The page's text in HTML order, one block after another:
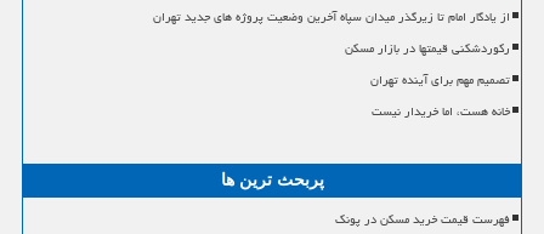
از یادگار امام تا زیرگذر میدان سپاه آخرین وضعیت پروژه های جدید تهران
رکوردشکنی قیمتها در بازار مسکن
تصمیم مهم برای آینده تهران
خانه هست، اما خریدار نیست
پربحث ترین ها
فهرست قیمت خرید مسکن در پونک